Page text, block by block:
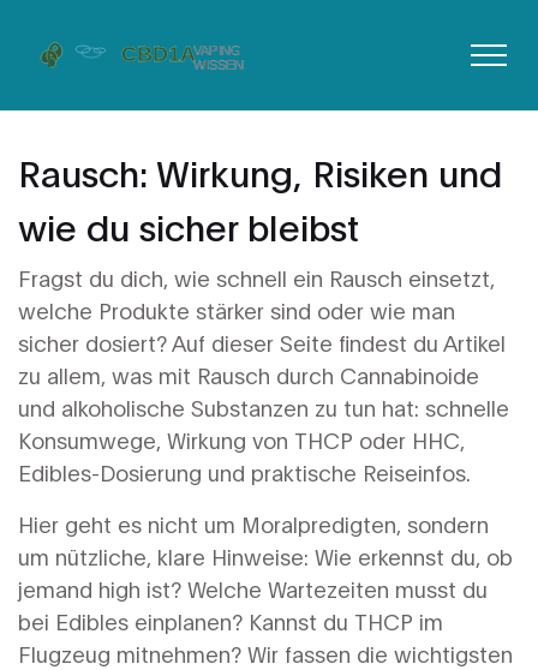
Rausch: Wirkung, Risiken und
wie du sicher bleibst
Fragst du dich, wie schnell ein Rausch einsetzt,
welche Produkte stärker sind oder wie man
sicher dosiert? Auf dieser Seite findest du Artikel
zu allem, was mit Rausch durch Cannabinoide
und alkoholische Substanzen zu tun hat: schnelle
Konsumwege, Wirkung von THCP oder HHC,
Edibles-Dosierung und praktische Reiseinfos.
Hier geht es nicht um Moralpredigten, sondern
um nützliche, klare Hinweise: Wie erkennst du, ob
jemand high ist? Welche Wartezeiten musst du
bei Edibles einplanen? Kannst du THCP im
Flugzeug mitnehmen? Wir fassen die wichtigsten